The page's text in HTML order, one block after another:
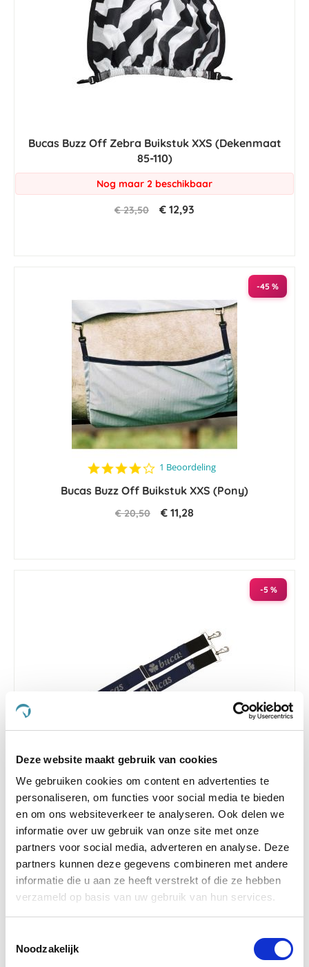
Deze website maakt gebruik van cookies
We gebruiken cookies om content en advertenties te
personaliseren, om functies voor social media te bieden
en om ons websiteverkeer te analyseren. Ook delen we
informatie over uw gebruik van onze site met onze
partners voor social media, adverteren en analyse. Deze
partners kunnen deze gegevens combineren met andere
informatie die u aan ze heeft verstrekt of die ze hebben
verzameld op basis van uw gebruik van hun services.
Noodzakelijk
Bucas Buzz Off Zebra Buikstuk XXS (Dekenmaat
85-110)
Nog maar 2 beschikbaar
€ 23,50 € 12,93
-45 %
4.0
rating
1 Beoordeling
Bucas Buzz Off Buikstuk XXS (Pony)
€ 20,50 € 11,28
-5 %
star
rating
Bucas Losse Dekensingel
€ 23,50 € 22,33
-5 %